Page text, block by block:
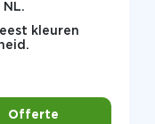
kleuren
Offerte